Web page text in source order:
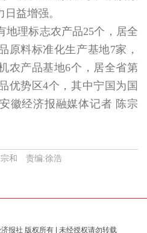
益增强。
理标志农产品25个，居全
原料标准化生产基地7家，
农产品基地6个，居全省第
优势区4个，其中宁国为国
徽经济报融媒体记者 陈宗
宗和 责编:徐浩
报社 版权所有 | 未经授权请勿转载